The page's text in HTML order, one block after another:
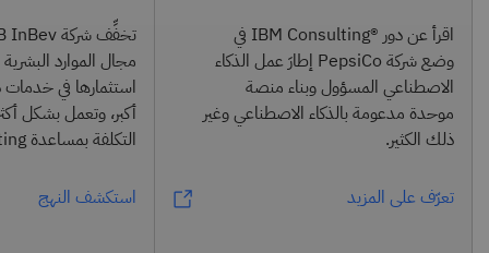
اقرأ عن دور ®IBM Consulting في
وضع شركة PepsiCo إطارَ عمل الذكاء
الاصطناعي المسؤول وبناء منصة
موحدة مدعومة بالذكاء الاصطناعي وغير
ذلك الكثير.
تعرّف على المزيد
مجال الموارد
استثمارها في
أكبر، وتعمل بشكل
التكلفة بمساعدة IBM Consulting.
استكشف النهج